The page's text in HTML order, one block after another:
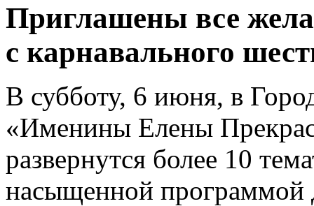
Приглашены все
с карнавального
В субботу, 6 июня, в
«Именины Елены
развернутся более 10
насыщенной программой